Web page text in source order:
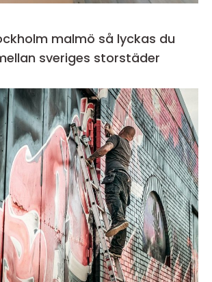
malmö så lyckas du
sveriges storstäder